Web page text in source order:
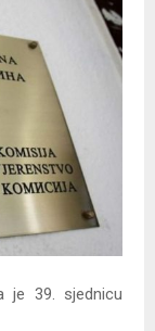
je 39. sjednicu